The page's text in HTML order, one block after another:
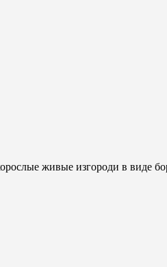
живые изгороди в виде